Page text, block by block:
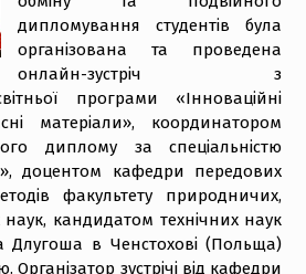
дипломування студентів була
організована та проведена
онлайн-зустріч з
програми «Інноваційні
матеріали», координатором
диплому за спеціальністю
доцентом кафедри передових
факультету природничих,
наук, кандидатом технічних наук
Длугоша в Ченстохові (Польща)
зустрічі від кафедри